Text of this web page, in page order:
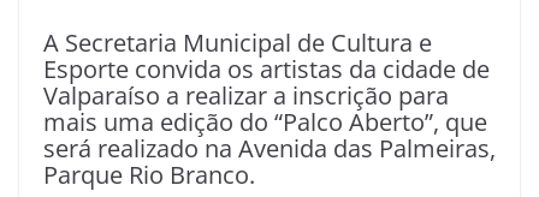
A Secretaria Municipal de Cultura e
Esporte convida os artistas da cidade de
Valparaíso a realizar a inscrição para
mais uma edição do “Palco Aberto”, que
será realizado na Avenida das Palmeiras,
Parque Rio Branco.